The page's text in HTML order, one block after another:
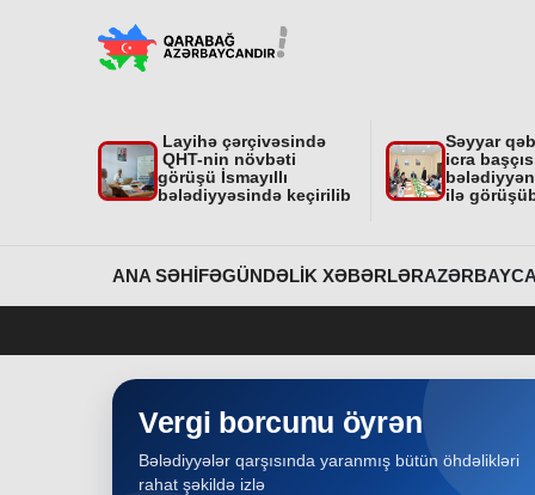
Layihə çərçivəsində
QHT-nin növbəti
görüşü İsmayıllı
bələdiyyəsində keçirilib
Səyyar
icra
ilə
ANA SƏHIFƏGÜNDƏLIK XƏBƏRLƏR
Vergi borcunu öyrən
Bələdiyyələr qarşısında yaranmış bütün öhdəlikləri
rahat şəkildə izlə
edir
Dövlət Xidmətinin açıqlaması niyə çoxsaylı
suallar yaratdı
Məhkəmə prosesi ilə bağlı yerində baxış
Region 30-07-2026